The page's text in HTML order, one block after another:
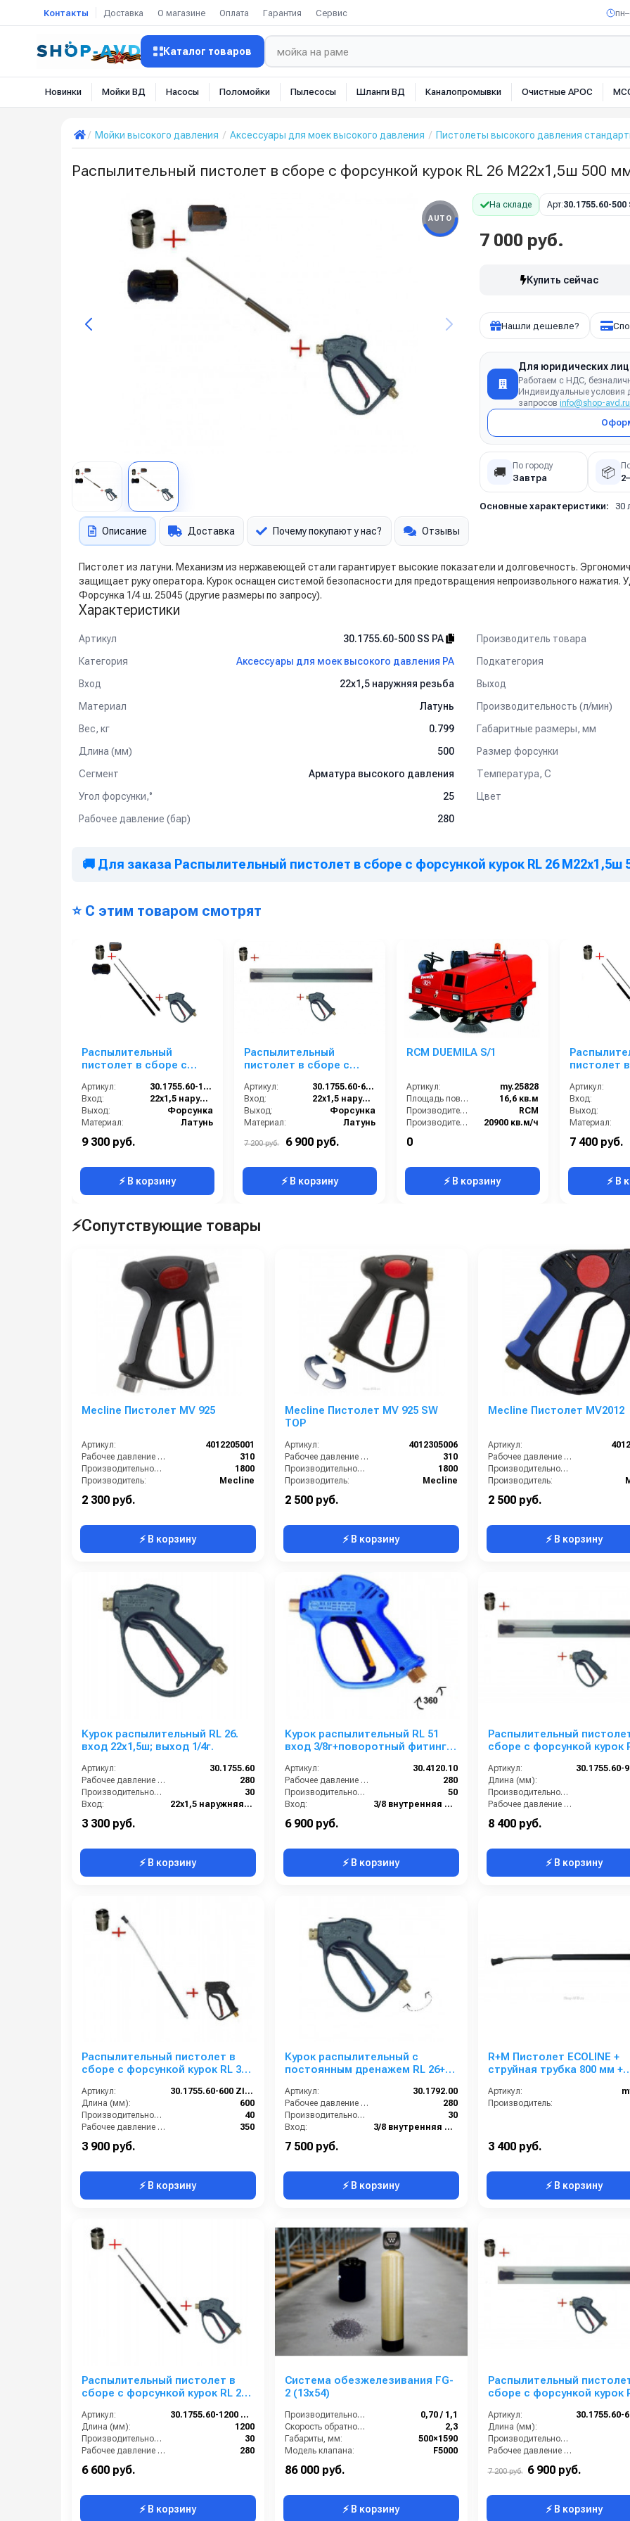
Контакты Доставка О магазине Оплата Гарантия Сервис
Каталог товаров
Новинки Мойки ВД Насосы Поломойки Пылесосы Шланги ВД Каналопромывки Очистные АРОС
Мойки высокого давления Аксессуары для моек высокого давления Пистолеты высокого давления
Распылительный пистолет в сборе с форсункой курок RL 26 М22х1,5ш 500
AUTO
На складе Арт:30.1755.60-500
7 000 руб.
Купить сейчас
Нашли дешевле?
Для юридических лиц
Работаем с НДС,
Индивидуальные условия
запросов info@shop-avd.ru
🚚 По городу
Завтра 📦
Основные характеристики: 30
Описание Доставка Почему покупают у нас? Отзывы
Пистолет из латуни. Механизм из нержавеющей стали гарантирует высокие показатели и долговечность.
защищает руку оператора. Курок оснащен системой безопасности для предотвращения непроизвольного
Форсунка 1/4 ш. 25045 (другие размеры по запросу).
Характеристики
Артикул 30.1755.60-500 SS PA Производитель товара
Категория
Аксессуары для моек высокого давления PA Подкатегория
Вход
22х1,5 наружняя резьба Выход
Материал
Латунь Производительность (л/мин)
Вес, кг
0.799 Габаритные размеры, мм
Длина (мм)
500 Размер форсунки
Сегмент
Арматура высокого давления Температура, C
Угол форсунки,°
25 Цвет
Рабочее давление (бар)
280
🚚 Для заказа Распылительный пистолет в сборе с форсункой курок RL 26
⭐ С этим товаром смотрят
Распылительный
пистолет в сборе с
М22х1,5ш 1500 мм.
(Нерж.)
Артикул:
30.1755.60-1500 PA26
Вход:
22х1,5 наружняя резьба
Выход:
Форсунка
Материал:
Латунь
Вес, кг:
9 300 руб.
⚡ В корзину
Распылительный
пистолет в сборе с
М22х1,5ш 600 мм.
(Нерж.)
Артикул:
30.1755.60-600 PA 26
Вход:
22х1,5 наружняя резьба
Выход:
Форсунка
Материал:
Латунь
Вес, кг:
7 200 руб. 6 900 руб.
⚡ В корзину
RCM DUEMILA S/1
Артикул:
my.25828
Площадь поверхности фильтра:
16,6 кв.м
Производитель:
RCM
Производительность по площади:
20900 кв.м/ч
Тип двигателя:
0
⚡ В корзину
пистолет
М22х1,5ш 1200 мм.
(Нерж.)
Артикул:
Вход:
Выход:
Материал:
Вес, кг:
7 400 руб.
⚡ В
⚡Сопутствующие товары
Mecline Пистолет MV 925
Артикул:
4012205001
Рабочее давление (бар):
310
Производительность (л/ч):
1800
Производитель:
Mecline
2 300 руб.
⚡ В корзину
Mecline Пистолет MV 925 SW
TOP
Артикул:
4012305006
Рабочее давление (бар):
310
Производительность (л/ч):
1800
Производитель:
Mecline
2 500 руб.
⚡ В корзину
Mecline Пистолет MV2012
Артикул:
Рабочее давление (бар):
Производительность (л/ч):
Производитель:
2 500 руб.
⚡ В корзину
Курок распылительный RL 26.
вход 22x1,5ш; выход 1/4г.
Артикул:
30.1755.60
Рабочее давление (бар):
280
Производительность (л/мин):
30
Вход:
22х1,5 наружняя резьба
3 300 руб.
⚡ В корзину
Курок распылительный RL 51
вход 3/8г+поворотный фитинг;
Артикул:
30.4120.10
Рабочее давление (бар):
280
Производительность (л/мин):
50
Вход:
3/8 внутренняя резьба вращающаяся
6 900 руб.
⚡ В корзину
Распылительный
сборе с форсункой курок
Артикул:
Длина (мм):
Производительность (л/мин):
Рабочее давление (бар):
8 400 руб.
⚡ В корзину
Распылительный пистолет в
сборе с форсункой курок RL 30
Артикул:
30.1755.60-600 ZINK PA 30
Длина (мм):
600
Производительность (л/мин):
40
Рабочее давление (бар):
350
3 900 руб.
⚡ В корзину
Курок распылительный с
постоянным дренажем RL 26+
выход 1/4г.
Артикул:
30.1792.00
Рабочее давление (бар):
280
Производительность (л/мин):
30
Вход:
3/8 внутренняя резьба вращающаяся
7 500 руб.
⚡ В корзину
R+M Пистолет ECOLINE +
струйная трубка 800 мм +
Артикул:
Производитель:
3 400 руб.
⚡ В корзину
Распылительный пистолет в
сборе с форсункой курок RL 26
Артикул:
30.1755.60-1200 ZINK PA26
Длина (мм):
1200
Производительность (л/мин):
30
Рабочее давление (бар):
280
6 600 руб.
⚡ В корзину
Система обезжелезивания FG-
2 (13х54)
Производительность (м3/час):
0,70 / 1,1
Скорость обратной промывки (м³/ч):
2,3
Габариты, мм:
500×1590
Модель клапана:
F5000
86 000 руб.
⚡ В корзину
Распылительный
сборе с форсункой курок
Артикул:
Длина (мм):
Производительность (л/мин):
Рабочее давление (бар):
7 200 руб. 6 900 руб.
⚡ В корзину